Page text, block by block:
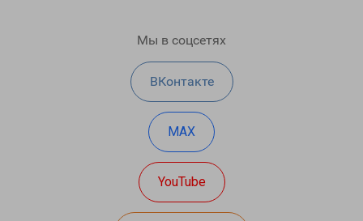
Мы в соцсетях
ВКонтакте
MAX
YouTube